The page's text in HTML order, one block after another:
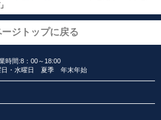
ージトップに戻る
時間:8：00～18:00
日・水曜日 夏季 年末年始